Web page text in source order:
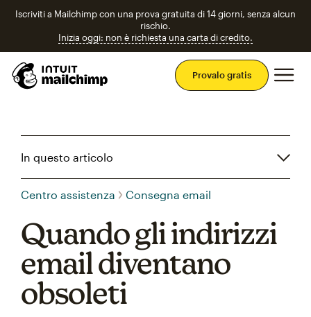
Iscriviti a Mailchimp con una prova gratuita di 14 giorni, senza alcun
rischio.
Inizia oggi: non è richiesta una carta di credito.
Provalo gratis
In questo articolo
Centro assistenza Consegna email
Quando gli indirizzi
email diventano
obsoleti